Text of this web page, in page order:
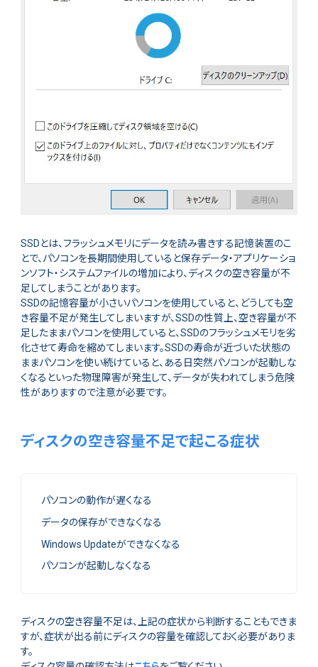
SSDとは、フラッシュメモリにデータを読み書きする記憶装置のこ
とで、パソコンを長期間使用していると保存データ・アプリケーショ
ンソフト・システムファイルの増加により、ディスクの空き容量が不
足してしまうことがあります。
SSDの記憶容量が小さいパソコンを使用していると、どうしても空
き容量不足が発生してしまいますが、SSDの性質上、空き容量が不
足したままパソコンを使用していると、SSDのフラッシュメモリを劣
化させて寿命を縮めてしまいます。SSDの寿命が近づいた状態の
ままパソコンを使い続けていると、ある日突然パソコンが起動しな
くなるといった物理障害が発生して、データが失われてしまう危険
性がありますので注意が必要です。
ディスクの空き容量不足で起こる症状
パソコンの動作が遅くなる
データの保存ができなくなる
Windows Updateができなくなる
パソコンが起動しなくなる
ディスクの空き容量不足は、上記の症状から判断することもできま
すが、症状が出る前にディスクの容量を確認しておく必要がありま
す。